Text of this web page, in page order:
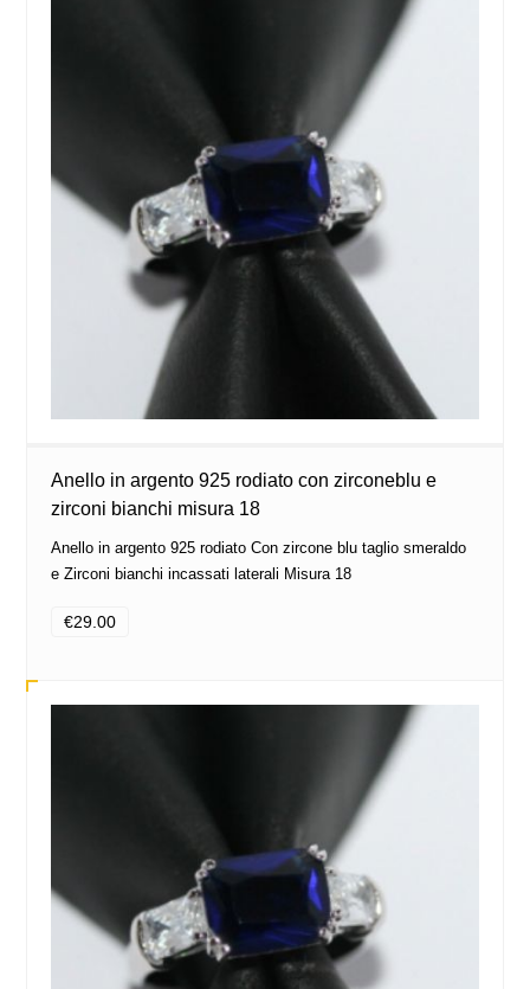
Anello in argento 925 rodiato con zirconeblu e
zirconi bianchi misura 18
Anello in argento 925 rodiato Con zircone blu taglio smeraldo
e Zirconi bianchi incassati laterali Misura 18
€29.00